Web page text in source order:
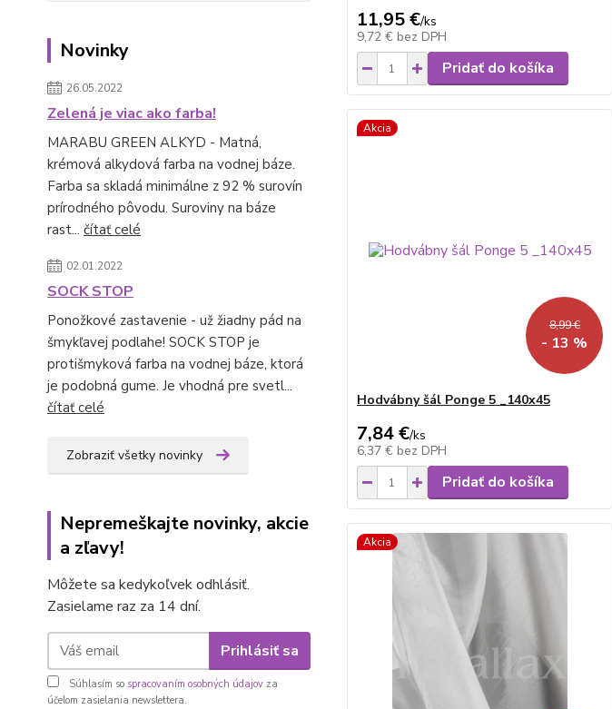
Novinky
26.05.2022
Zelená je viac ako farba!
MARABU GREEN ALKYD - Matná,
krémová alkydová farba na vodnej báze.
Farba sa skladá minimálne z 92 % surovín
prírodného pôvodu. Suroviny na báze
rast... čítať celé
02.01.2022
SOCK STOP
Ponožkové zastavenie - už žiadny pád na
šmykľavej podlahe! SOCK STOP je
protišmyková farba na vodnej báze, ktorá
je podobná gume. Je vhodná pre svetl...
čítať celé
Zobraziť všetky novinky
Nepremeškajte novinky, akcie
a zľavy!
Môžete sa kedykoľvek odhlásiť.
Zasielame raz za 14 dní.
Prihlásiť sa
Súhlasím so spracovaním osobných údajov za
účelom zasielania newslettera.
11,95 €/ks
9,72 € bez DPH
Pridať do košíka
Akcia
8,99 €
- 13 %
Hodvábny šál Ponge 5 _140x45
7,84 €/ks
6,37 € bez DPH
Pridať do košíka
Akcia